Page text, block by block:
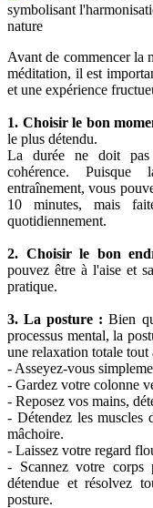
Avant de commencer la
méditation, il est
et une expérience
1. Choisir le bon
le plus détendu.
La durée ne doit
cohérence. Puisque
entraînement, vous
10 minutes, mais
quotidiennement.
2. Choisir le bon
pouvez être à l'aise et
pratique.
3. La posture : Bien
processus mental, la
une relaxation totale tout
- Asseyez-vous
- Gardez votre colonne
- Reposez vos mains,
- Détendez les muscles
mâchoire.
- Laissez votre regard
- Scannez votre corps
détendue et résolvez
posture.